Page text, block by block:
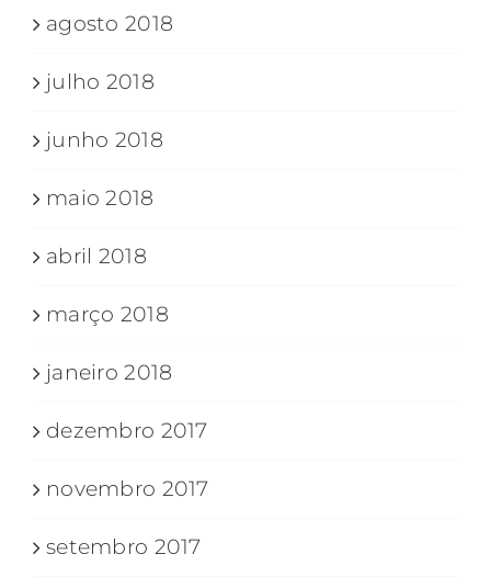
agosto 2018
julho 2018
junho 2018
maio 2018
abril 2018
março 2018
janeiro 2018
dezembro 2017
novembro 2017
setembro 2017